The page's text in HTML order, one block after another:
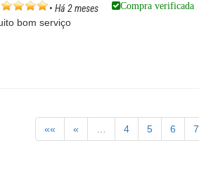
• Há 2 meses Compra verificada
bom serviço
«« « 4 5 6 7